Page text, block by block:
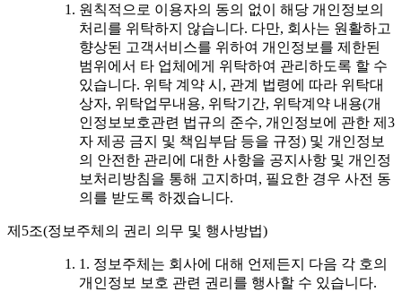
원칙적으로 이용자의 동의 없이 해당 개인정보의
처리를 위탁하지 않습니다. 다만, 회사는 원활하고
향상된 고객서비스를 위하여 개인정보를 제한된
범위에서 타 업체에게 위탁하여 관리하도록 할 수
있습니다. 위탁 계약 시, 관계 법령에 따라 위탁대
상자, 위탁업무내용, 위탁기간, 위탁계약 내용(개
인정보보호관련 법규의 준수, 개인정보에 관한 제3
자 제공 금지 및 책임부담 등을 규정) 및 개인정보
의 안전한 관리에 대한 사항을 공지사항 및 개인정
보처리방침을 통해 고지하며, 필요한 경우 사전 동
의를 받도록 하겠습니다.
제5조(정보주체의 권리 의무 및 행사방법)
1. 정보주체는 회사에 대해 언제든지 다음 각 호의
개인정보 보호 관련 권리를 행사할 수 있습니다.